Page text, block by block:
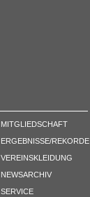
MITGLIEDSCHAFT
ERGEBNISSE/REKORDE
VEREINSKLEIDUNG
NEWSARCHIV
SERVICE